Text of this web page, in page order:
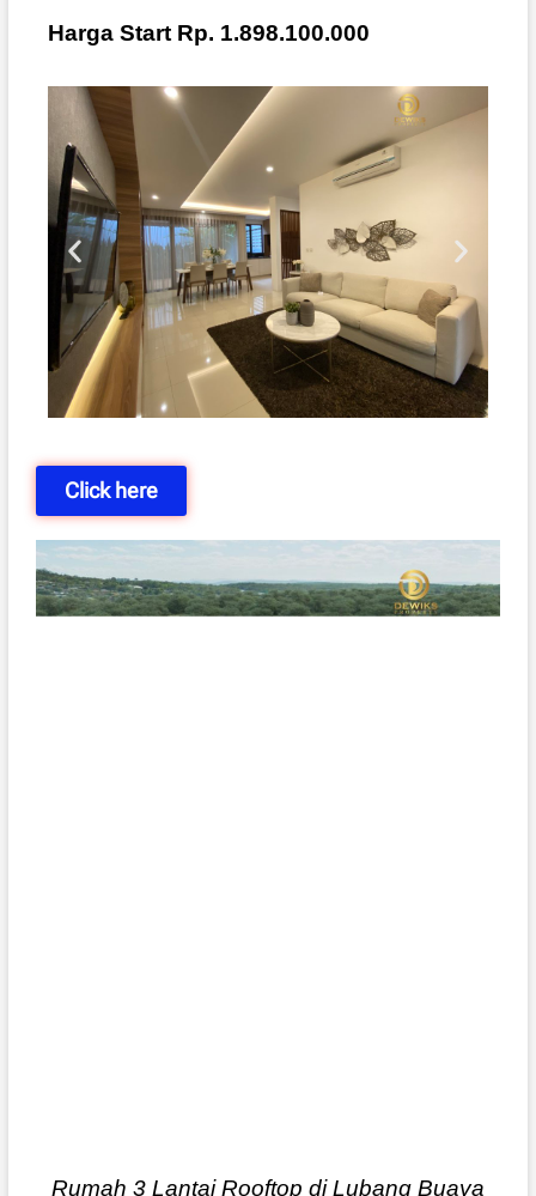
Harga Start Rp. 1.898.100.000
Click here
Rumah 3 Lantai Rooftop di Lubang Buaya